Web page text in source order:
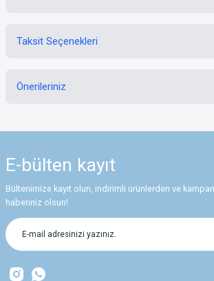
Taksit Seçenekleri
Önerileriniz
Görüş ve önerileriniz için teşekkür ederiz.
Ürün resmi kalitesiz, bozuk veya
Ürün açıklamasında eksik bilgiler bulunuyor.
Ürün bilgilerinde hatalar bulunuyor.
Bu ürüne benzer farklı alternatifler olmalı.
E-bülten kayıt
Bültenimize kayıt olun, indirimli ürünlerden ve
haberiniz olsun!